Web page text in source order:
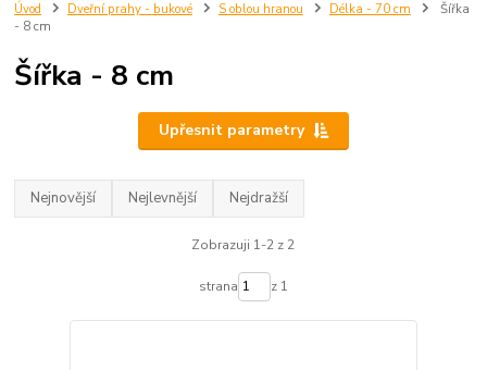
Úvod Dveřní prahy - bukové S oblou hranou Délka - 70 cm
Šířka
- 8 cm
Šířka - 8 cm
Upřesnit parametry
Nejnovější Nejlevnější Nejdražší
Zobrazuji 1-2 z 2
strana z 1